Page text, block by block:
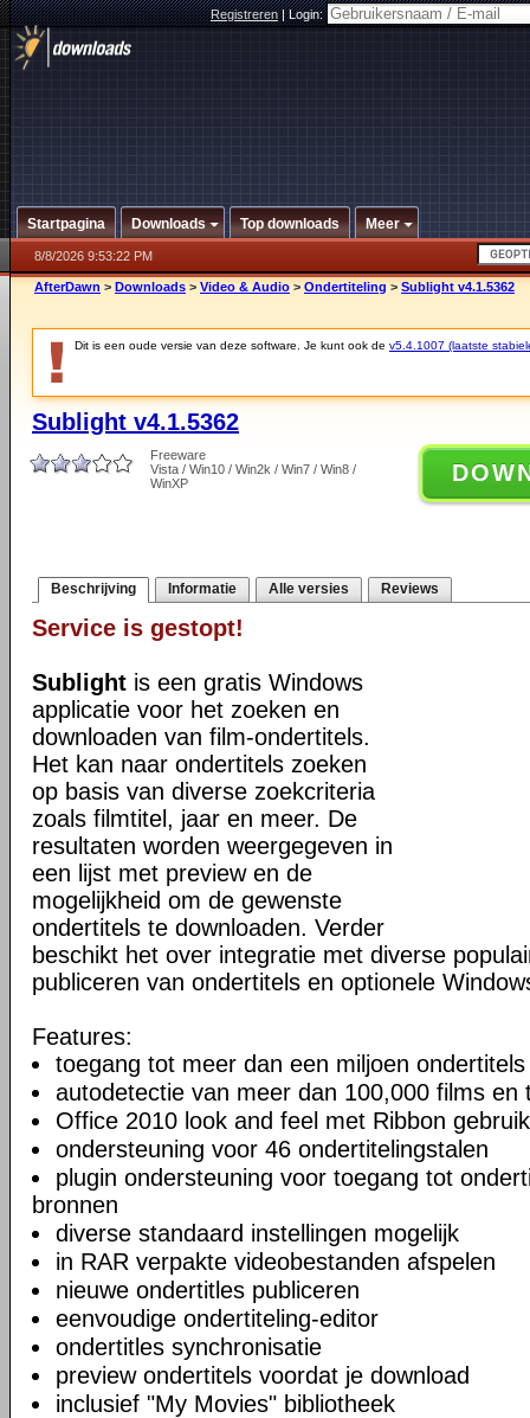
Registreren|Login:
Startpagina Downloads Top downloads Meer
8/8/2026 9:53:22 PM
AfterDawn > Downloads > Video & Audio > Ondertiteling > Sublight v4.1.5362
Dit is een oude versie van deze software. Je kunt ook de v5.4.1007 (laatste
Sublight v4.1.5362
Freeware
Vista / Win10 / Win2k / Win7 / Win8 /
WinXP
Beschrijving Informatie Alle versies Reviews
Service is gestopt!
Sublight is een gratis Windows
applicatie voor het zoeken en
downloaden van film-ondertitels.
Het kan naar ondertitels zoeken
op basis van diverse zoekcriteria
zoals filmtitel, jaar en meer. De
resultaten worden weergegeven in
een lijst met preview en de
mogelijkheid om de gewenste
ondertitels te downloaden. Verder
beschikt het over integratie met diverse
publiceren van ondertitels en optionele
Features:
toegang tot meer dan een miljoen ondertitels
autodetectie van meer dan 100,000 films en
Office 2010 look and feel met Ribbon
ondersteuning voor 46 ondertitelingstalen
plugin ondersteuning voor toegang tot
bronnen
diverse standaard instellingen mogelijk
in RAR verpakte videobestanden afspelen
nieuwe ondertitles publiceren
eenvoudige ondertiteling-editor
ondertitles synchronisatie
preview ondertitels voordat je download
inclusief "My Movies" bibliotheek